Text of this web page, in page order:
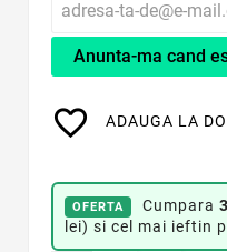
Anunta-ma cand
favorite_border ADAUGA LA
OFERTA Cumpara
lei) si cel mai ieftin